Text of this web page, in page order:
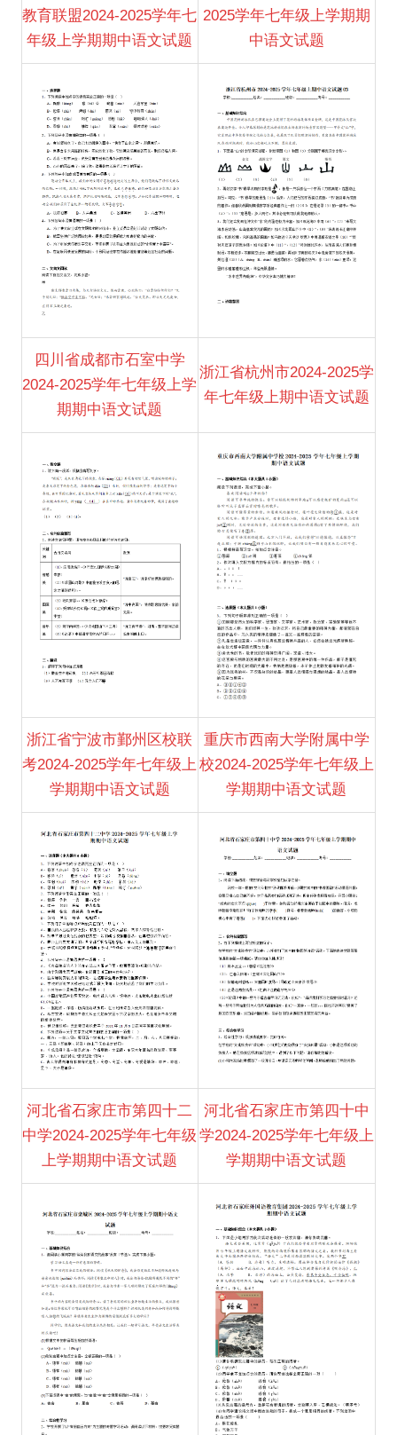
教育联盟2024-2025学年七
年级上学期期中语文试题
2025学年七年级上学期期
中语文试题
四川省成都市石室中学
2024-2025学年七年级上学
期期中语文试题
浙江省杭州市2024-2025学
年七年级上期中语文试题
浙江省宁波市鄞州区校联
考2024-2025学年七年级上
学期期中语文试题
重庆市西南大学附属中学
校2024-2025学年七年级上
学期期中语文试题
河北省石家庄市第四十二
中学2024-2025学年七年级
上学期期中语文试题
河北省石家庄市第四十中
学2024-2025学年七年级上
学期期中语文试题